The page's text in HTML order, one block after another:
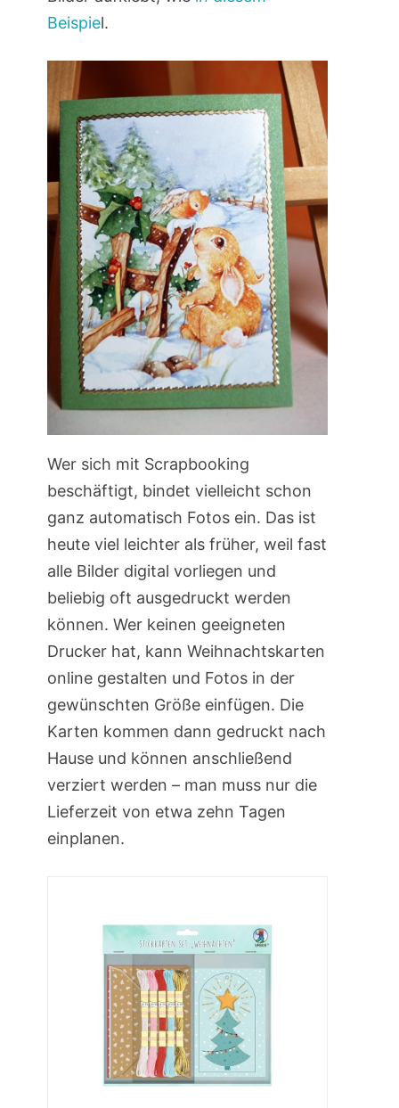
Beispiel.
Wer sich mit Scrapbooking
beschäftigt, bindet vielleicht schon
ganz automatisch Fotos ein. Das ist
heute viel leichter als früher, weil fast
alle Bilder digital vorliegen und
beliebig oft ausgedruckt werden
können. Wer keinen geeigneten
Drucker hat, kann Weihnachtskarten
online gestalten und Fotos in der
gewünschten Größe einfügen. Die
Karten kommen dann gedruckt nach
Hause und können anschließend
verziert werden – man muss nur die
Lieferzeit von etwa zehn Tagen
einplanen.